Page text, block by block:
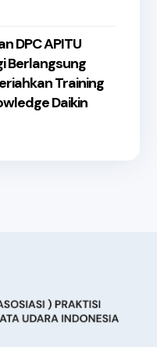
DPC APITU
Berlangsung
Training
Daikin